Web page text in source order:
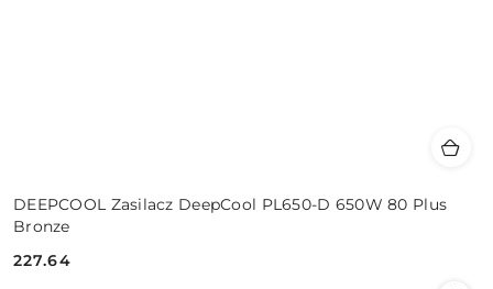
DEEPCOOL Zasilacz DeepCool PL650-D 650W 80 Plus
Bronze
Cena:
227.64